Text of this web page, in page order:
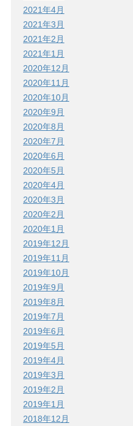
2021年4月
2021年3月
2021年2月
2021年1月
2020年12月
2020年11月
2020年10月
2020年9月
2020年8月
2020年7月
2020年6月
2020年5月
2020年4月
2020年3月
2020年2月
2020年1月
2019年12月
2019年11月
2019年10月
2019年9月
2019年8月
2019年7月
2019年6月
2019年5月
2019年4月
2019年3月
2019年2月
2019年1月
2018年12月